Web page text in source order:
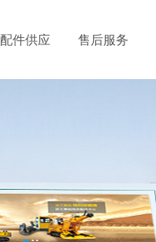
配件供应 售后服务